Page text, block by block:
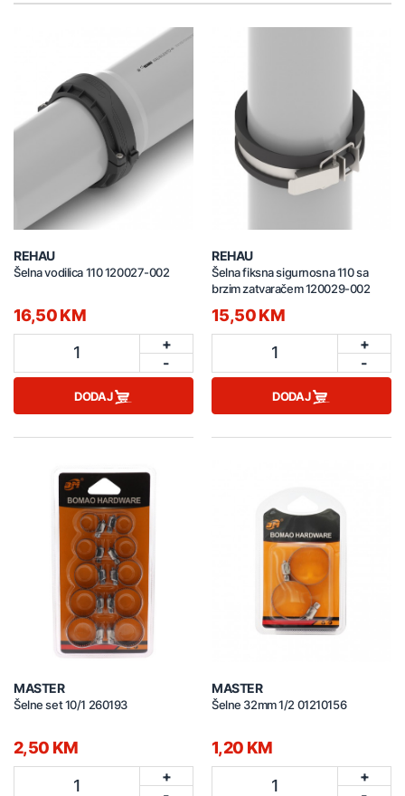
REHAU
Šelna vodilica 110 120027-002
16,50 KM
1
+
-
DODAJ
REHAU
Šelna fiksna sigurnosna 110 sa
brzim zatvaračem 120029-002
15,50 KM
1
+
-
DODAJ
MASTER
Šelne set 10/1 260193
2,50 KM
1
+
MASTER
Šelne 32mm 1/2 01210156
1,20 KM
1
+